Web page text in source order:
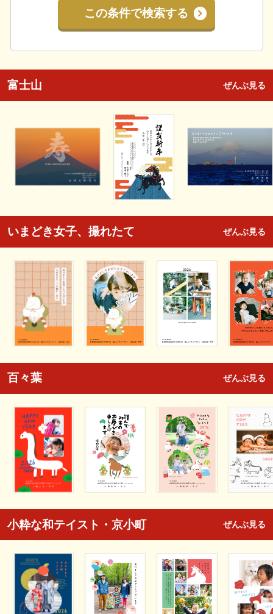
この条件で検索する
富士山 ぜんぶ見る
いまどき女子、撮れたて ぜんぶ見る
百々葉 ぜんぶ見る
小粋な和テイスト・京小町 ぜんぶ見る